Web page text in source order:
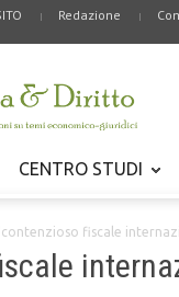
Redazione
CENTRO STUDI
fiscale